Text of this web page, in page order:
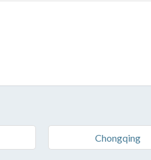
Chongqing